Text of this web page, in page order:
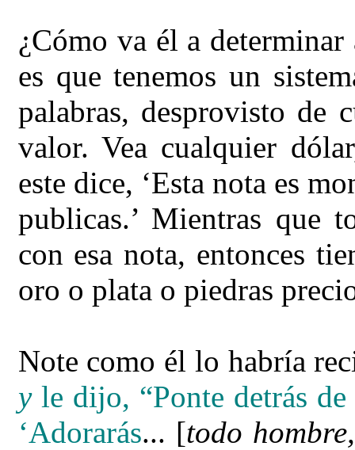
¿Cómo va él a determinar
es que tenemos un
palabras, desprovisto de
valor. Vea cualquier
este dice, ‘Esta nota es
publicas.’ Mientras que
con esa nota, entonces
oro o plata o piedras
Note como él lo habría
yle dijo, “Ponte detrás de
‘Adorarás... [todo hombre,